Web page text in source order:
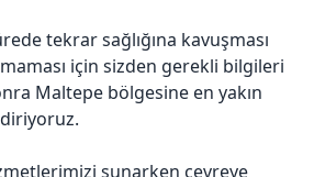
tekrar sağlığına kavuşması
için sizden gerekli bilgileri
Maltepe bölgesine en yakın
sunarken çevreye